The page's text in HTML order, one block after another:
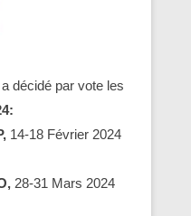
décidé par vote les
14-18 Février 2024
28-31 Mars 2024